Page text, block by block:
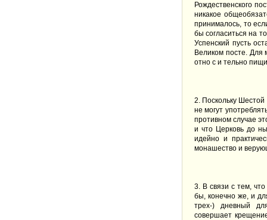
Рождественского
никакое
принималось, то
бы согласиться на
Успенский пусть
Великом посте. Для
отно c и тельно
2. Поскольку
не могут
противном случае
и что Церковь до
идейно и
монашество и
3. В связи с тем,
бы, конечно же, и
трех-) дневный
совершает